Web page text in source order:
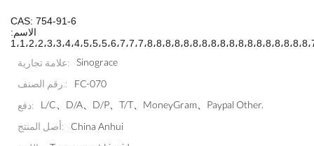
CAS: 754-91-6
الاسم:
علامة تجارية:
Sinograce
رقم الصنف.:
FC-070
دفع:
L/C、D/A、D/P、T/T、MoneyGram、Paypal Other.
أصل المنتج:
China Anhui